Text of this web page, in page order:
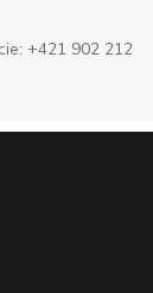
+421 902 212